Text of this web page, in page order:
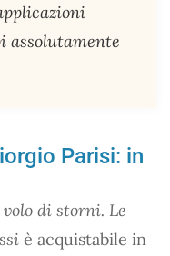
assolutamente
Parisi: in
di storni. Le
è acquistabile in